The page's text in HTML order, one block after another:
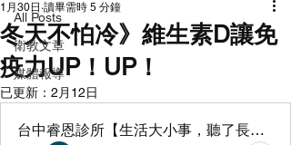
All Posts
衛教文章
媒體報導
冬天不怕冷》維生素D讓免
疫力UP！UP！
1月30日 讀畢需時 5 分鐘
已更新： 2月12日
台中睿恩診所【生活大小事，聽了長知識】podcast - 冬天不怕冷》維生素D讓免疫力UP！UP！